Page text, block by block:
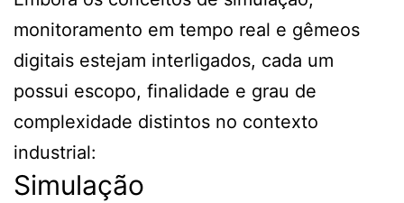
monitoramento em tempo real e gêmeos
digitais estejam interligados, cada um
possui escopo, finalidade e grau de
complexidade distintos no contexto
industrial:
Simulação